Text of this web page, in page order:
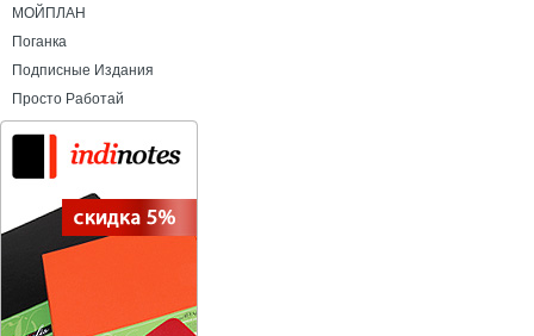
МОЙПЛАН
Поганка
Подписные Издания
Просто Работай